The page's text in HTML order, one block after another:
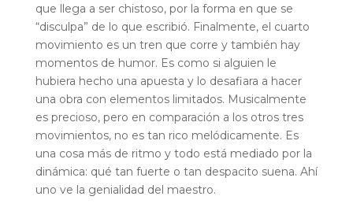
que llega a ser chistoso, por la forma en que se
“disculpa” de lo que escribió. Finalmente, el cuarto
movimiento es un tren que corre y también hay
momentos de humor. Es como si alguien le
hubiera hecho una apuesta y lo desafiara a hacer
una obra con elementos limitados. Musicalmente
es precioso, pero en comparación a los otros tres
movimientos, no es tan rico melódicamente. Es
una cosa más de ritmo y todo está mediado por la
dinámica: qué tan fuerte o tan despacito suena. Ahí
uno ve la genialidad del maestro.